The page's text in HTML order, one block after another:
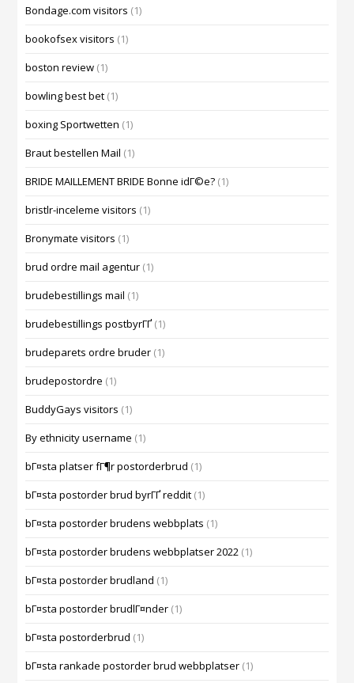
Bondage.com visitors (1)
bookofsex visitors (1)
boston review (1)
bowling best bet (1)
boxing Sportwetten (1)
Braut bestellen Mail (1)
BRIDE MAILLEMENT BRIDE Bonne idГ©e? (1)
bristlr-inceleme visitors (1)
Bronymate visitors (1)
brud ordre mail agentur (1)
brudebestillings mail (1)
brudebestillings postbyrГҐ (1)
brudeparets ordre bruder (1)
brudepostordre (1)
BuddyGays visitors (1)
By ethnicity username (1)
bГ¤sta platser fГ¶r postorderbrud (1)
bГ¤sta postorder brud byrГҐ reddit (1)
bГ¤sta postorder brudens webbplats (1)
bГ¤sta postorder brudens webbplatser 2022 (1)
bГ¤sta postorder brudland (1)
bГ¤sta postorder brudlГ¤nder (1)
bГ¤sta postorderbrud (1)
bГ¤sta rankade postorder brud webbplatser (1)